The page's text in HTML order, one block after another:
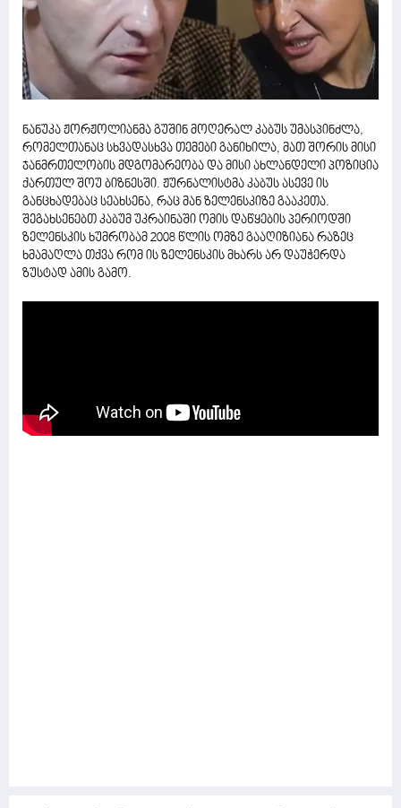
ნანუკა ჟორჟოლიანმა გუშინ მოღერალ კაბუს უმასპინძლა,
რომელთანაც სხვადასხვა თემები განიხილა, მათ შორის მისი
ჯანმრთელობის მდგომარეობა და მისი ახლანდელი პოზიცია
ქართულ შოუ ბიზნესში. ჟურნალისტმა კაბუს ასევე ის
განცხადებაც სეახსენა, რაც მან ზელენსკიზე გააკეთა.
შეგახსენებთ კაბუმ უკრაინაში ომის დაწყების პერიოდში
ზელენსკის ხუმრობამ 2008 წლის ომზე გააღიზიანა რაზეც
ხმამაღლა თქვა რომ ის ზელენსკის მხარს არ დაუჭერდა
ზუსტად ამის გამო.